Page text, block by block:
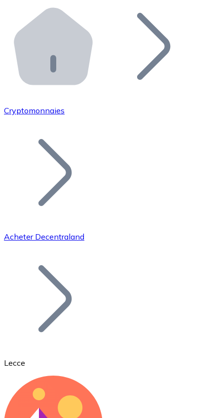
Distributeurs automatiques Bitnovo
Intégrez un ATM Bitnovo dans votre entreprise et
API Bitnovo
Intégrez notre API dans votre écosystème.
Rejoignez notre réseau de distributeurs et
Ajoutez le token de votre projet à notre service
Bitcoin
Ethereum
Cryptomonnaies
Acheter Decentraland
Lecce